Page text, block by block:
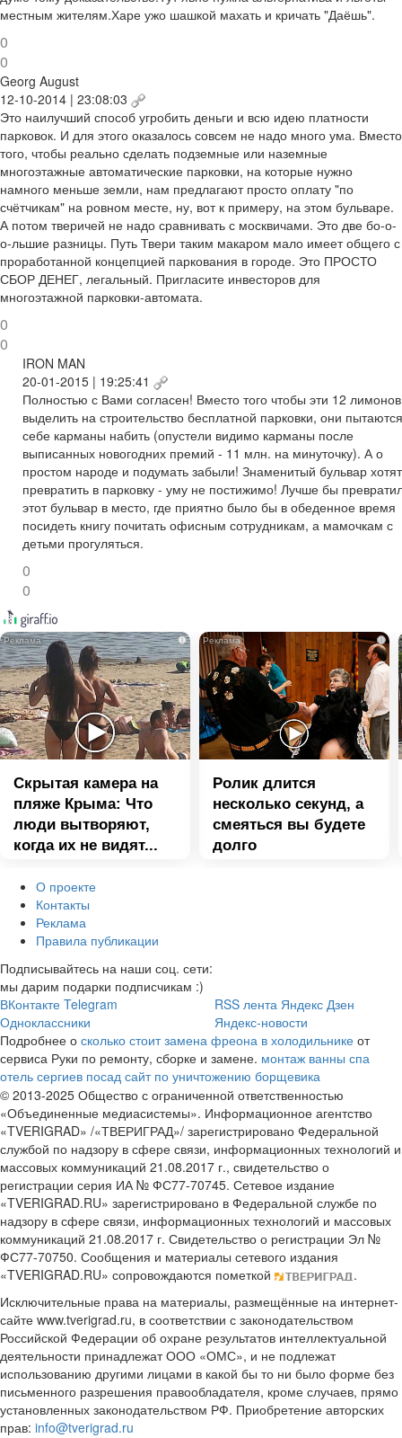
местным жителям.Харе ужо шашкой махать и кричать "Даёшь".
0
0
Georg August
12-10-2014 | 23:08:03
Это наилучший способ угробить деньги и всю идею платности
парковок. И для этого оказалось совсем не надо много ума. Вместо
того, чтобы реально сделать подземные или наземные
многоэтажные автоматические парковки, на которые нужно
намного меньше земли, нам предлагают просто оплату "по
счётчикам" на ровном месте, ну, вот к примеру, на этом бульваре.
А потом тверичей не надо сравнивать с москвичами. Это две бо-о-
о-льшие разницы. Путь Твери таким макаром мало имеет общего с
проработанной концепцией паркования в городе. Это ПРОСТО
СБОР ДЕНЕГ, легальный. Пригласите инвесторов для
многоэтажной парковки-автомата.
0
0
IRON MAN
20-01-2015 | 19:25:41
Полностью с Вами согласен! Вместо того чтобы эти 12 лимонов
выделить на строительство бесплатной парковки, они пытаются
себе карманы набить (опустели видимо карманы после
выписанных новогодних премий - 11 млн. на минуточку). А о
простом народе и подумать забыли! Знаменитый бульвар хотят
превратить в парковку - уму не постижимо! Лучше бы
этот бульвар в место, где приятно было бы в обеденное время
посидеть книгу почитать офисным сотрудникам, а мамочкам с
детьми прогуляться.
0
0
i
Скрытая камера на
пляже Крыма: Что
люди вытворяют,
когда их не видят...
i
Ролик длится
несколько секунд, а
смеяться вы будете
долго
О проекте
Контакты
Реклама
Правила публикации
Подписывайтесь на наши соц. сети:
мы дарим подарки подписчикам :)
ВКонтакте Telegram
Одноклассники
RSS лента Яндекс Дзен
Яндекс-новости
Подробнее о сколько стоит замена фреона в холодильнике от
сервиса Руки по ремонту, сборке и замене. монтаж ванны спа
отель сергиев посад сайт по уничтожению борщевика
© 2013-2025 Общество с ограниченной ответственностью
«Объединенные медиасистемы». Информационное агентство
«TVERIGRAD» /«ТВЕРИГРАД»/ зарегистрировано Федеральной
службой по надзору в сфере связи, информационных технологий и
массовых коммуникаций 21.08.2017 г., свидетельство о
регистрации серия ИА № ФС77-70745. Сетевое издание
«TVERIGRAD.RU» зарегистрировано в Федеральной службе по
надзору в сфере связи, информационных технологий и массовых
коммуникаций 21.08.2017 г. Свидетельство о регистрации Эл №
ФС77-70750. Сообщения и материалы сетевого издания
«TVERIGRAD.RU» сопровождаются пометкой
.
Исключительные права на материалы, размещённые на интернет-
сайте www.tverigrad.ru, в соответствии с законодательством
Российской Федерации об охране результатов интеллектуальной
деятельности принадлежат ООО «ОМС», и не подлежат
использованию другими лицами в какой бы то ни было форме без
письменного разрешения правообладателя, кроме случаев, прямо
установленных законодательством РФ. Приобретение авторских
прав: info@tverigrad.ru